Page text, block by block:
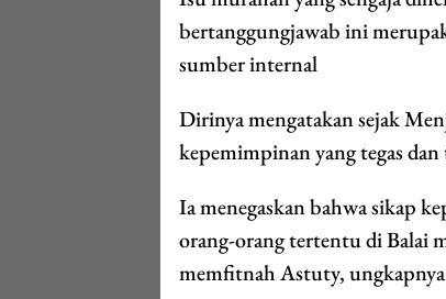
bertanggungjawab ini
sumber internal
Dirinya mengatakan sejak
kepemimpinan yang tegas
Ia menegaskan bahwa sikap
orang-orang tertentu di Balai
memfitnah Astuty, ungkapnya